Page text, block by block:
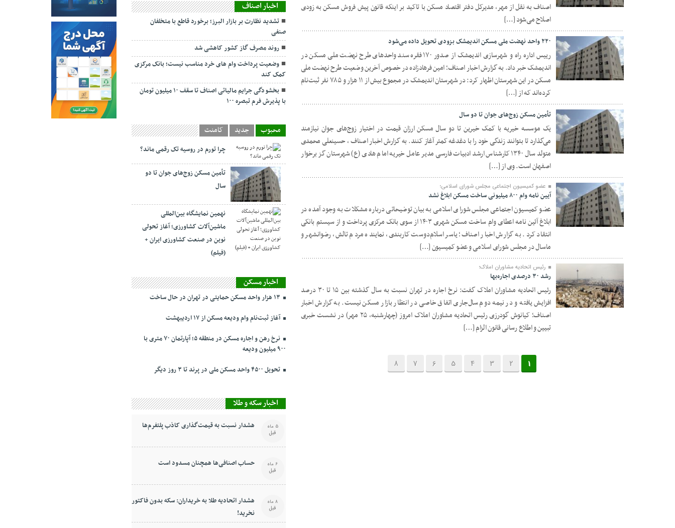
اصناف به نقل از مهر، مدیرکل دفتر اقتصاد مسکن با تاکید بر اینکه قانون پیش فروش مسکن به زودی
اصلاح می‌شود […]
12 آذر 1403
۲۲۰ واحد نهضت ملی مسکن اندیمشک بزودی تحویل داده می‌شود
رییس اداره راه و شهرسازی اندیمشک از صدور ۱۷۰ فقره سند واحدهای طرح نهضت ملی مسکن در
اندیمشک خبر داد. به گزارش اخبار اصناف؛ امین فرهادزاده در خصوص آخرین وضعیت طرح نهضت ملی
مسکن در این شهرستان اظهار کرد: در شهرستان اندیمشک در مجموع بیش از ۱۱ هزار و ۷۸۵ نفر ثبت‌نام
کرده‌اند که از […]
28 آبان 1403
تأمین مسکن زوج‌های جوان تا دو سال
یک موسسه خیریه با کمک خیرین تا دو سال مسکن ارزان قیمت در اختیار زوج‌های جوان نیازمند
می‌گذارد تا بتوانند زندگی خود را با دغدغه کمتر آغاز کنند. به گزارش اخبار اصناف ، حسینعلی محمدی
متولد سال ۱۳۴۰ کارشناس ارشد ادبیات فارسی مدیر عامل خیریه امام هادی (ع) شهرستان گز برخوار
اصفهان است. وی از […]
13 آبان 1403
عضو کمیسیون اجتماعی مجلس شورای اسلامی؛
آیین نامه وام ۸۰۰ میلیونی ساخت مسکن ابلاغ نشد
عضو کمیسیون اجتماعی مجلس شورای اسلامی به بیان توضیحاتی درباره مشکلات به وجود آمده در
ابلاغ آئین نامه اعطای وام ساخت مسکن شهری ۱۴۰۳ از سوی بانک مرکزی پرداخت و از سیستم بانکی
انتقاد کرد. به گزارش اخبار اصناف؛ یاسر اسلام‌دوست کاربندی، نماینده مردم تالش، رضوانشهر و
ماسال در مجلس شورای اسلامی و عضو کمیسیون […]
25 مهر 1403
رئیس اتحادیه مشاوران املاک؛
رشد ۳۰ درصدی اجاره‌بها
رئیس اتحادیه مشاوران املاک گفت: نرخ اجاره در تهران نسبت به سال گذشته بین ۱۵ تا ۳۰ درصد
افزایش یافته و در نیمه دوم سال‌جاری اتفاق خاصی در انتظار بازار مسکن نیست. به گزارش اخبار
اصناف؛ کیانوش گودرزی رئیس اتحادیه مشاوران املاک امروز (چهارشنبه، ۲۵ مهر) در نشست خبری
تبیین و اطلاع رسانی قانون الزام […]
1
2
3
4
5
6
7
8
اخبار اصناف
تشدید نظارت بر بازار البرز؛ برخورد قاطع با متخلفان
صنفی
روند مصرف گاز کشور کاهشی شد
وضعیت پرداخت وام های خرد مناسب نیست؛ بانک مرکزی
کمک کند
بخشودگی جرایم مالیاتی اصناف تا سقف ۱۰ میلیون تومان
با پذیرش فرم تبصره ۱۰۰
محبوب جدید کامنت
چرا تورم در روسیه تک رقمی ماند؟
تأمین مسکن زوج‌های جوان تا دو
سال
نهمین نمایشگاه بین‌المللی
ماشین‌آلات کشاورزی؛ آغاز تحولی
نوین در صنعت کشاورزی ایران +
(فیلم)
اخبار مسکن
آغاز ثبت‌نام وام ودیعه مسکن از ۱۷ اردیبهشت
نرخ‌ رهن و اجاره مسکن در منطقه ۵؛ آپارتمان ۷۰ متری با
۹۰۰ میلیون ودیعه
تحویل ۴۵۰۰ واحد مسکن ملی در پرند تا ۳ روز دیگر
اخبار سکه و طلا
هشدار نسبت به قیمت‌گذاری کاذب پلتفرم‌ها 5 ماه
قبل
حساب اصنافی‌ها همچنان مسدود است 6 ماه
قبل
هشدار اتحادیه طلا به خریداران: سکه بدون فاکتور
نخرید!
8 ماه
قبل